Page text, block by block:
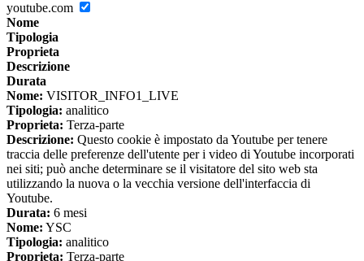
youtube.com
Nome
Tipologia
Proprieta
Descrizione
Durata
Nome: VISITOR_INFO1_LIVE
Tipologia: analitico
Proprieta: Terza-parte
Descrizione: Questo cookie è impostato da Youtube per tenere
traccia delle preferenze dell'utente per i video di Youtube incorporati
nei siti; può anche determinare se il visitatore del sito web sta
utilizzando la nuova o la vecchia versione dell'interfaccia di
Youtube.
Durata: 6 mesi
Nome: YSC
Tipologia: analitico
Proprieta: Terza-parte